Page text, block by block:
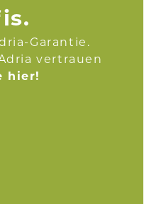
Garantie.
vertrauen
hier!